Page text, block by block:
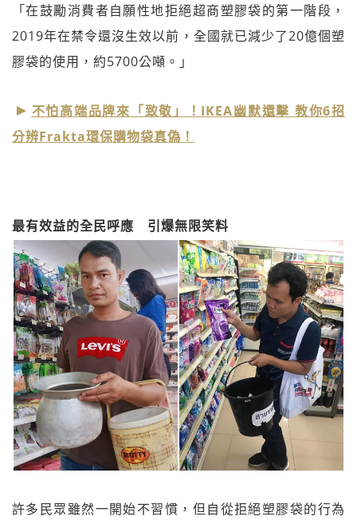
「在鼓勵消費者自願性地拒絕超商塑膠袋的第一階段，
2019年在禁令還沒生效以前，全國就已減少了20億個塑
膠袋的使用，約5700公噸。」
不怕高端品牌來「致敬」！IKEA幽默還擊 教你6招
分辨Frakta環保購物袋真偽！
最有效益的全民呼應 引爆無限笑料
許多民眾雖然一開始不習慣，但自從拒絕塑膠袋的行為